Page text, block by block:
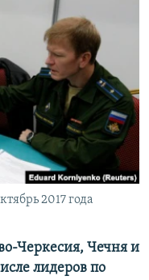
2017 года
Черкесия, Чечня и
лидеров по